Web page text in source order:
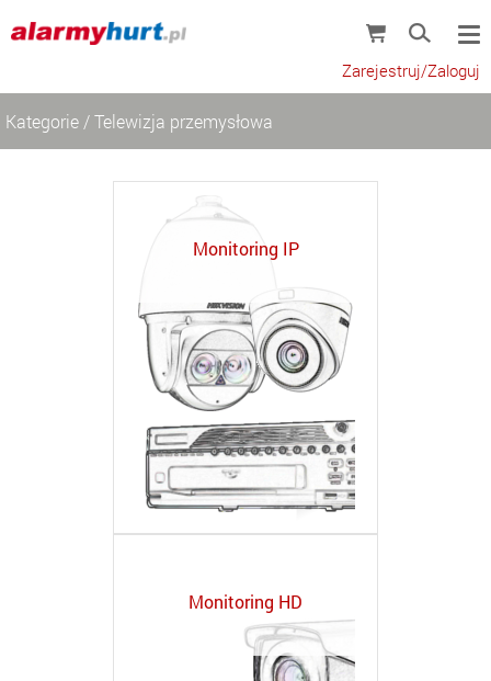
Zarejestruj/Zaloguj
Kategorie /Telewizja przemysłowa